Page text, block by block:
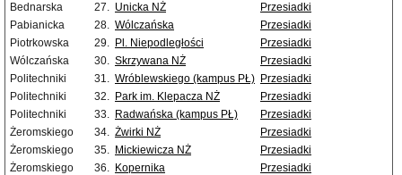
Bednarska
27. Unicka NŻ
Przesiadki
Pabianicka
28. Wólczańska
Przesiadki
Piotrkowska
29. Pl. Niepodległości
Przesiadki
Wólczańska
30. Skrzywana NŻ
Przesiadki
Politechniki
31. Wróblewskiego (kampus PŁ) Przesiadki
Politechniki
32. Park im. Klepacza NŻ
Przesiadki
Politechniki
33. Radwańska (kampus PŁ)
Przesiadki
Żeromskiego
34. Żwirki NŻ
Przesiadki
Żeromskiego
35. Mickiewicza NŻ
Przesiadki
Żeromskiego
36. Kopernika
Przesiadki